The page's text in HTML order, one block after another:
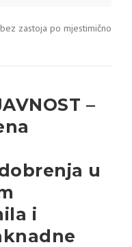
zastoja po mjestimično
–
u
i